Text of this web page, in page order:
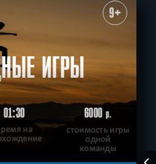
9+
ИГРЫ
01:30
на
6000р.
стоимость игры
одной
команды